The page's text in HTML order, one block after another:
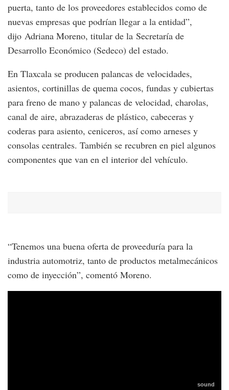
puerta, tanto de los proveedores establecidos como de
nuevas empresas que podrían llegar a la entidad”,
dijo Adriana Moreno, titular de la Secretaría de
Desarrollo Económico (Sedeco) del estado.
En Tlaxcala se producen palancas de velocidades,
asientos, cortinillas de quema cocos, fundas y cubiertas
para freno de mano y palancas de velocidad, charolas,
canal de aire, abrazaderas de plástico, cabeceras y
coderas para asiento, ceniceros, así como arneses y
consolas centrales. También se recubren en piel algunos
componentes que van en el interior del vehículo.
“Tenemos una buena oferta de proveeduría para la
industria automotriz, tanto de productos metalmecánicos
como de inyección”, comentó Moreno.